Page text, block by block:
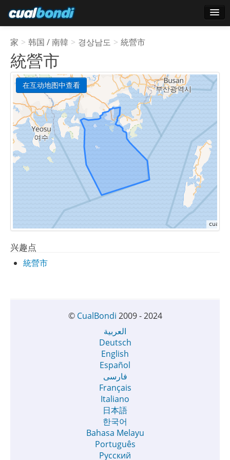
明星用户
轮询
家 > 韩国 / 南韓 > 경상남도 > 統營市
統營市
在互动地图中查看
兴趣点
統營市
© CualBondi 2009 - 2024
العربية
Deutsch
English
Español
فارسی
Français
Italiano
日本語
한국어
Bahasa Melayu
Português
Русский